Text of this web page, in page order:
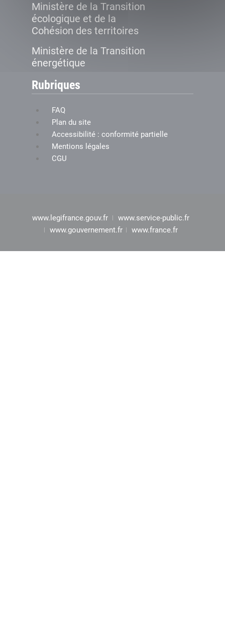
Ministère de la Transition
écologique et de la
Cohésion des territoires
Ministère de la Transition
énergétique
Rubriques
FAQ
Plan du site
Accessibilité : conformité partielle
Mentions légales
CGU
www.legifrance.gouv.fr
www.service-public.fr
www.gouvernement.fr
www.france.fr